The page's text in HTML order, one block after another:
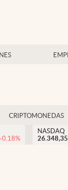
CRIPTOMONEDAS
-0.18%
NASDAQ
26.348,35